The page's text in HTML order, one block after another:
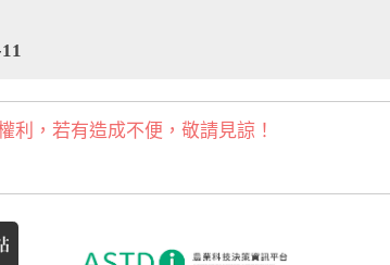
利，若有造成不便，敬請見諒！